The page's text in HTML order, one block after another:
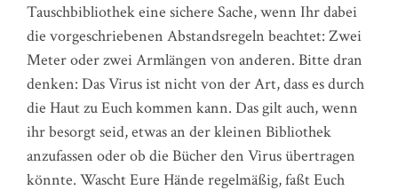
Tauschbibliothek eine sichere Sache, wenn Ihr dabei
die vorgeschriebenen Abstandsregeln beachtet: Zwei
Meter oder zwei Armlängen von anderen. Bitte dran
denken: Das Virus ist nicht von der Art, dass es durch
die Haut zu Euch kommen kann. Das gilt auch, wenn
ihr besorgt seid, etwas an der kleinen Bibliothek
anzufassen oder ob die Bücher den Virus übertragen
könnte. Wascht Eure Hände regelmäßig, faßt Euch